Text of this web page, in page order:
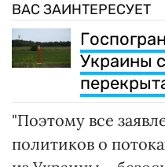
ВАС ЗАИНТЕРЕСУЕТ
Украины
"Поэтому все
политиков о